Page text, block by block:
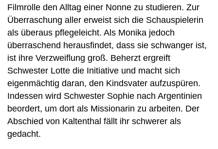
Filmrolle den Alltag einer Nonne zu studieren. Zur
Überraschung aller erweist sich die Schauspielerin
als überaus pflegeleicht. Als Monika jedoch
überraschend herausfindet, dass sie schwanger ist,
ist ihre Verzweiflung groß. Beherzt ergreift
Schwester Lotte die Initiative und macht sich
eigenmächtig daran, den Kindsvater aufzuspüren.
Indessen wird Schwester Sophie nach Argentinien
beordert, um dort als Missionarin zu arbeiten. Der
Abschied von Kaltenthal fällt ihr schwerer als
gedacht.